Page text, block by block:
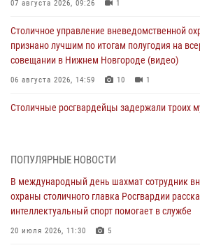
07 августа 2026, 09:26 1
Столичное управление вневедомственной
признано лучшим по итогам полугодия на
совещании в Нижнем Новгороде (видео)
06 августа 2026, 14:59 10 1
Столичные росгвардейцы задержали троих
матче в Москве обеспечила Росгвардия
06 августа 2026, 08:30
Столичные росгвардейцы задержали
ПОПУЛЯРНЫЕ НОВОСТИ
В международный день шахмат сотрудник
охраны столичного главка Росгвардии
интеллектуальный спорт помогает в службе
20 июля 2026, 11:30 5